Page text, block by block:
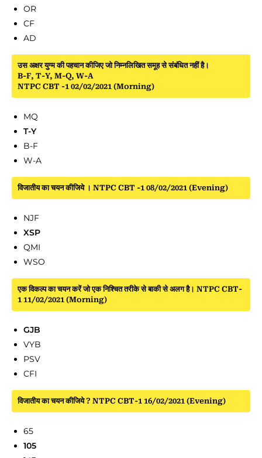
OR
CF
AD
उस अक्षर युग्म की पहचान कीजिए जो निम्नलिखित समूह से संबंधित नहीं है।
B-F, T-Y, M-Q, W-A
NTPC CBT -1 02/02/2021 (Morning)
MQ
T-Y
B-F
W-A
विजातीय का चयन कीजिये । NTPC CBT -1 08/02/2021 (Evening)
NJF
XSP
QMI
WSO
एक विकल्प का चयन करें जो एक निश्चित तरीके से बाकी से अलग है। NTPC CBT-
1 11/02/2021 (Morning)
GJB
VYB
PSV
CFI
विजातीय का चयन कीजिये ? NTPC CBT-1 16/02/2021 (Evening)
65
105